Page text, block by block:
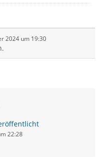
2024 um 19:30
22:28